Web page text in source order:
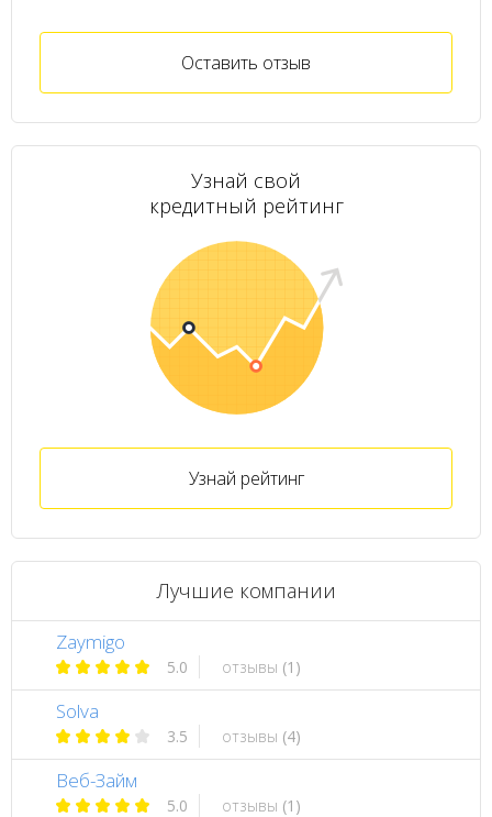
Оставить отзыв
Узнай свой
кредитный рейтинг
Узнай рейтинг
Лучшие компании
Zaymigo
5.0 отзывы (1)
Solva
3.5 отзывы (4)
Веб-Займ
5.0 отзывы (1)